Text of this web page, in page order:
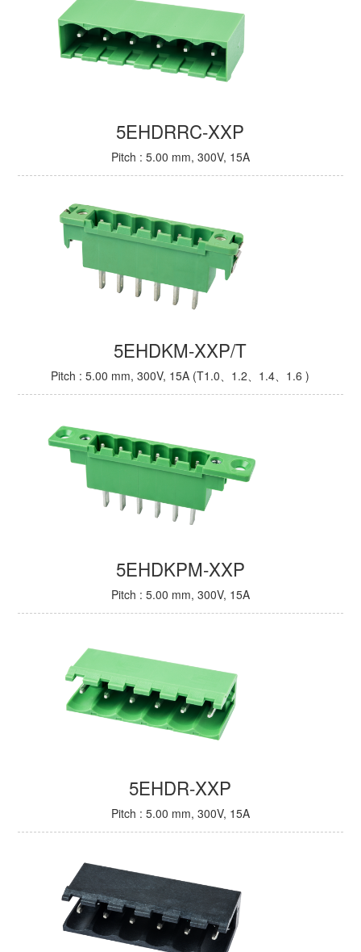
5EHDRRC-XXP
Pitch : 5.00 mm, 300V, 15A
5EHDKM-XXP/T
Pitch : 5.00 mm, 300V, 15A (T1.0、1.2、1.4、1.6 )
5EHDKPM-XXP
Pitch : 5.00 mm, 300V, 15A
5EHDR-XXP
Pitch : 5.00 mm, 300V, 15A